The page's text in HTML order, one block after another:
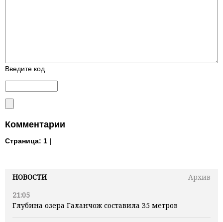
НОВОСТИ
Архив
21:05
Глубина озера Галанчож составила 35 метров
Введите код
Комментарии
Страница: 1 |